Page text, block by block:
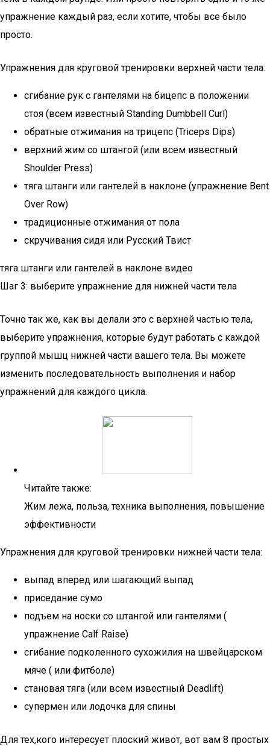
упражнение каждый раз, если хотите, чтобы все было
просто.
Упражнения для круговой тренировки верхней части тела:
сгибание рук с гантелями на бицепс в положении
стоя (всем известный Standing Dumbbell Curl)
обратные отжимания на трицепс (Triceps Dips)
верхний жим со штангой (или всем известный
Shoulder Press)
тяга штанги или гантелей в наклоне (упражнение Bent
Over Row)
традиционные отжимания от пола
скручивания сидя или Русский Твист
тяга штанги или гантелей в наклоне видео
Шаг 3: выберите упражнение для нижней части тела
Точно так же, как вы делали это с верхней частью тела,
выберите упражнения, которые будут работать с каждой
группой мышц нижней части вашего тела. Вы можете
изменить последовательность выполнения и набор
упражнений для каждого цикла.
Читайте также:
Жим лежа, польза, техника выполнения, повышение
эффективности
Упражнения для круговой тренировки нижней части тела:
выпад вперед или шагающий выпад
приседание сумо
подъем на носки со штангой или гантелями (
упражнение Calf Raise)
сгибание подколенного сухожилия на швейцарском
мяче ( или фитболе)
становая тяга (или всем известный Deadlift)
супермен или лодочка для спины
Для тех,кого интересует плоский живот, вот вам 8 простых